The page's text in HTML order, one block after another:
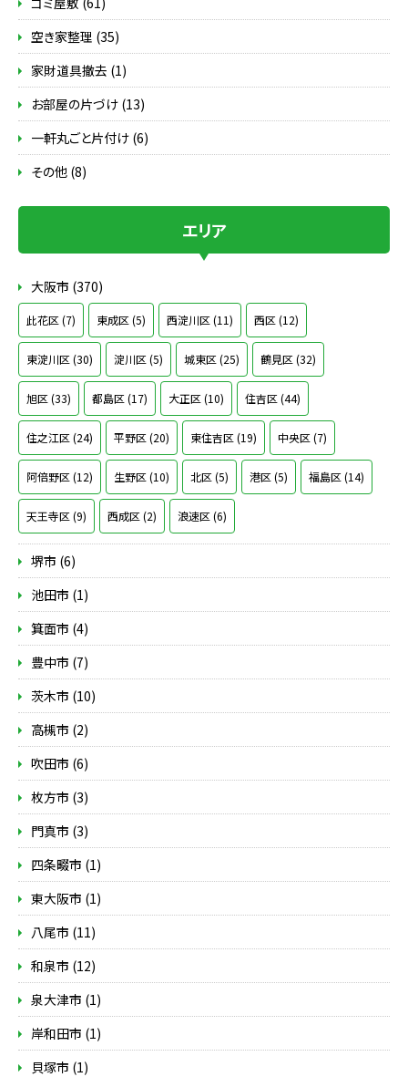
空き家整理 (35)
家財道具撤去 (1)
お部屋の片づけ (13)
一軒丸ごと片付け (6)
その他 (8)
エリア
大阪市 (370)
此花区 (7) 東成区 (5) 西淀川区 (11) 西区 (12)
東淀川区 (30) 淀川区 (5) 城東区 (25) 鶴見区 (32)
旭区 (33) 都島区 (17) 大正区 (10) 住吉区 (44)
住之江区 (24) 平野区 (20) 東住吉区 (19) 中央区 (7)
阿倍野区 (12) 生野区 (10) 北区 (5) 港区 (5) 福島区 (14)
天王寺区 (9) 西成区 (2) 浪速区 (6)
堺市 (6)
池田市 (1)
箕面市 (4)
豊中市 (7)
茨木市 (10)
高槻市 (2)
吹田市 (6)
枚方市 (3)
門真市 (3)
四条畷市 (1)
東大阪市 (1)
八尾市 (11)
和泉市 (12)
泉大津市 (1)
岸和田市 (1)
貝塚市 (1)